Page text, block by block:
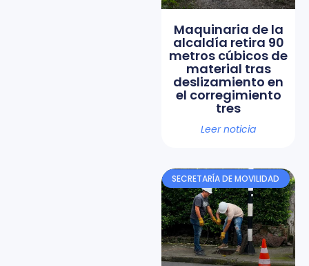
Maquinaria de la
alcaldía retira 90
metros cúbicos de
material tras
deslizamiento en
el corregimiento
tres
Leer noticia
SECRETARÍA DE MOVILIDAD